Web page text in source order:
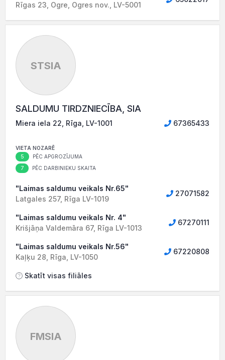
Rīgas 23, Ogre, Ogres nov., LV-5001
STSIA
SALDUMU TIRDZNIECĪBA, SIA
Miera iela 22, Rīga, LV-1001 67365433
VIETA NOZARĒ
5 PĒC APGROZĪJUMA
7 PĒC DARBINIEKU SKAITA
"Laimas saldumu veikals Nr.65"
Latgales 257, Rīga LV-1019
27071582
"Laimas saldumu veikals Nr. 4"
Krišjāņa Valdemāra 67, Rīga LV-1013
67270111
"Laimas saldumu veikals Nr.56"
Kaļķu 28, Rīga, LV-1050
67220808
Skatīt visas filiāles
FMSIA